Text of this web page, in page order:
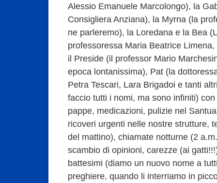
Alessio Emanuele Marcolongo), la
Consigliera Anziana), la Myrna (la
ne parleremo), la Loredana e la Bea
professoressa Maria Beatrice
il Preside (il professor Mario
epoca lontanissima), Pat (la
Petra Tescari, Lara Brigadoi e tanti
faccio tutti i nomi, ma sono infiniti)
pappe, medicazioni, pulizie nel
ricoveri urgenti nelle nostre strutture,
del mattino), chiamate notturne (2
scambio di opinioni, carezze (ai
battesimi (diamo un nuovo nome a
preghiere, quando li interriamo in